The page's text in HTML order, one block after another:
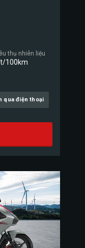
thụ nhiên liệu
100km
qua điện thoại